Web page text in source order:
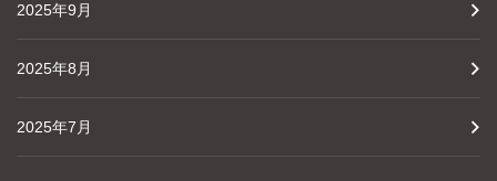
2025年9月
2025年8月
2025年7月